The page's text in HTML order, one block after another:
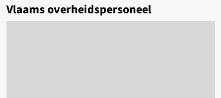
Vlaams overheidspersoneel